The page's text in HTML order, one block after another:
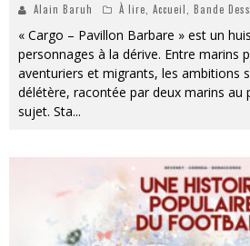
Alain Baruh À lire Accueil Bande
« Cargo – Pavillon Barbare » est un
personnages à la dérive. Entre marins
aventuriers et migrants, les ambitions
délétère, racontée par deux marins au
sujet. Sta...